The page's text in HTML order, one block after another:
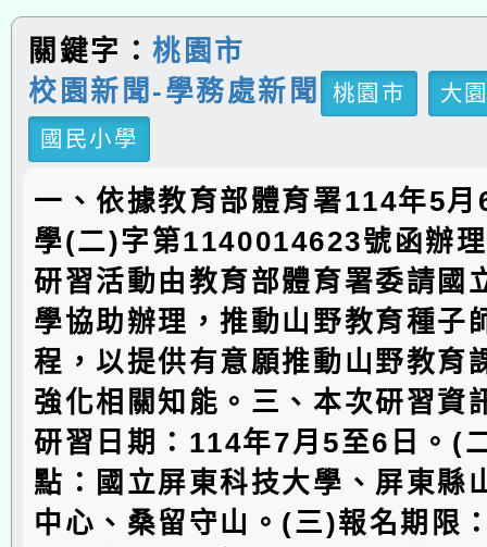
關鍵字：桃園市
校園新聞-學務處新聞
桃園市
大
國民小學
一、依據教育部體育署114年5
學(二)字第1140014623號函辦
研習活動由教育部體育署委請國
學協助辦理，推動山野教育種子
程，以提供有意願推動山野教育
強化相關知能。三、本次研習資
研習日期：114年7月5至6日。(
點：國立屏東科技大學、屏東縣
中心、桑留守山。(三)報名期限